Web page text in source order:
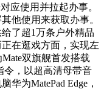
应使用并拉起办事。
他使用来获取办事。
了超1万条户外精品
在逛戏方面，实现左
双旗舰首发搭载
令，以超高清母带音
华为MatePad Edge，